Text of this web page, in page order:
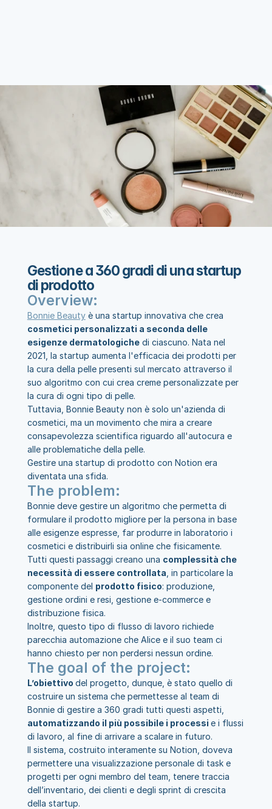
Gestione a 360 gradi di una startup
di prodotto
Overview:
Bonnie Beauty
cosmetici personalizzati a seconda delle
esigenze dermatologiche di ciascuno. Nata nel
2021, la startup aumenta l'efficacia dei prodotti per
la cura della pelle presenti sul mercato attraverso il
suo algoritmo con cui crea creme personalizzate per
la cura di ogni tipo di pelle.
Tuttavia, Bonnie Beauty non è solo un'azienda di
cosmetici, ma un movimento che mira a creare
consapevolezza scientifica riguardo all'autocura e
alle problematiche della pelle.
Gestire una startup di prodotto con Notion era
diventata una sfida.
The problem:
Bonnie deve gestire un algoritmo che permetta di
formulare il prodotto migliore per la persona in base
alle esigenze espresse, far produrre in laboratorio i
cosmetici e distribuirli sia online che fisicamente.
Tutti questi passaggi creano una complessità che
necessità di essere controllata , in particolare la
componente del prodotto fisico: produzione,
gestione ordini e resi, gestione e-commerce e
distribuzione fisica.
Inoltre, questo tipo di flusso di lavoro richiede
parecchia automazione che Alice e il suo team ci
hanno chiesto per non perdersi nessun ordine.
The goal of the project:
L’obiettivo del progetto, dunque, è stato quello di
costruire un sistema che permettesse al team di
Bonnie di gestire a 360 gradi tutti questi aspetti,
automatizzando il più possibile i processi e i flussi
di lavoro, al fine di arrivare a scalare in futuro.
Il sistema, costruito interamente su Notion, doveva
permettere una visualizzazione personale di task e
progetti per ogni membro del team, tenere traccia
dell’inventario, dei clienti e degli sprint di crescita
della startup.